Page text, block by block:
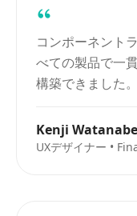
コンポーネント
べての製品で一
構築できました。
Kenji Watanabe
UXデザイナー •